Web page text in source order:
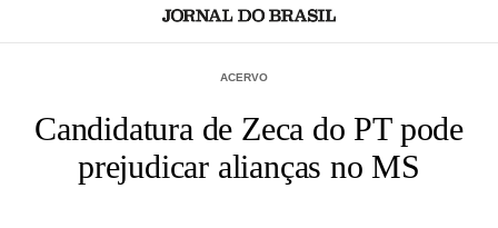
ACERVO
Candidatura de Zeca do PT pode
prejudicar alianças no MS